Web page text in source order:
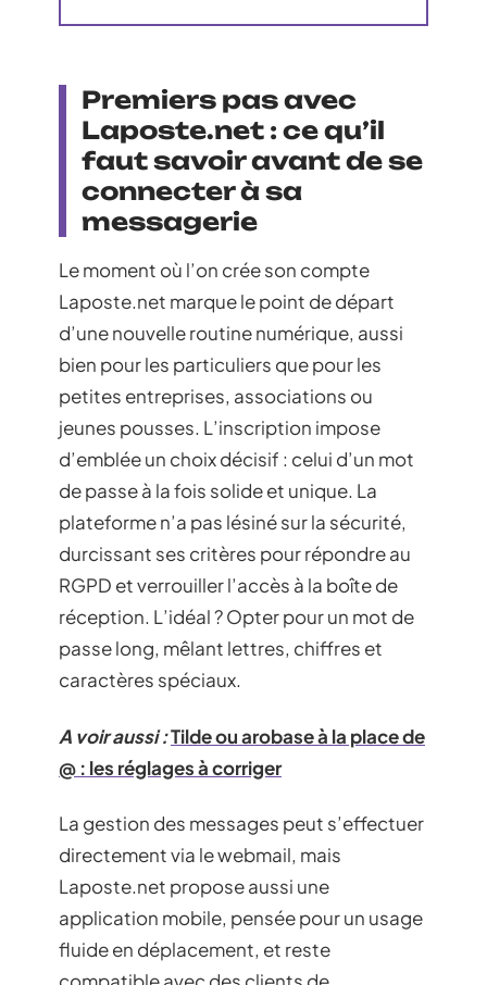
Premiers pas avec
Laposte.net : ce qu’il
faut savoir avant de se
connecter à sa
messagerie
Le moment où l’on crée son compte
Laposte.net marque le point de départ
d’une nouvelle routine numérique, aussi
bien pour les particuliers que pour les
petites entreprises, associations ou
jeunes pousses. L’inscription impose
d’emblée un choix décisif : celui d’un mot
de passe à la fois solide et unique. La
plateforme n’a pas lésiné sur la sécurité,
durcissant ses critères pour répondre au
RGPD et verrouiller l’accès à la boîte de
réception. L’idéal ? Opter pour un mot de
passe long, mêlant lettres, chiffres et
caractères spéciaux.
A voir aussi :Tilde ou arobase à la place de
@ : les réglages à corriger
La gestion des messages peut s’effectuer
directement via le webmail, mais
Laposte.net propose aussi une
application mobile, pensée pour un usage
fluide en déplacement, et reste